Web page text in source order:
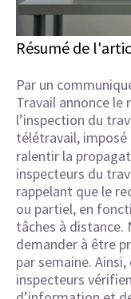
Résumé de
Par un
Travail annonce
l’inspection du
télétravail, imposé
ralentir la
inspecteurs du
rappelant que le
ou partiel, en
tâches à distance.
demander à être
par semaine.
inspecteurs